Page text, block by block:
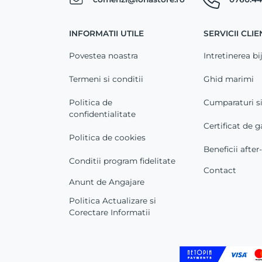
INFORMATII UTILE
Povestea noastra
Termeni si conditii
Politica de
confidentialitate
Politica de cookies
Conditii program fidelitate
Anunt de Angajare
Politica Actualizare si
Corectare Informatii
SERVICII
Intretinerea
Ghid marimi
Cumparaturi
Certificat de
Beneficii
Contact